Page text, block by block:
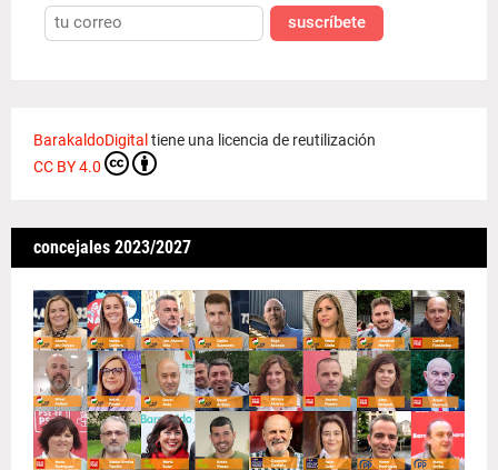
suscríbete
BarakaldoDigital tiene una licencia de reutilización
CC BY 4.0
concejales 2023/2027